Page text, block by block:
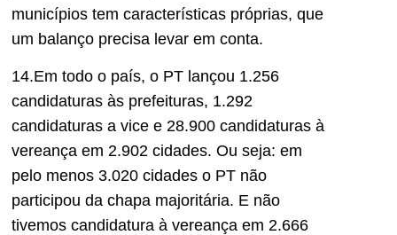
municípios tem características próprias, que
um balanço precisa levar em conta.
14.Em todo o país, o PT lançou 1.256
candidaturas às prefeituras, 1.292
candidaturas a vice e 28.900 candidaturas à
vereança em 2.902 cidades. Ou seja: em
pelo menos 3.020 cidades o PT não
participou da chapa majoritária. E não
tivemos candidatura à vereança em 2.666